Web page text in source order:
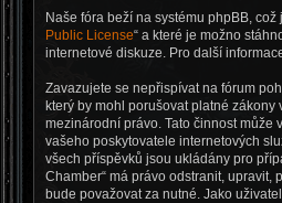
Naše fóra beží na systému phpBB,
Public License“ a které je možno
internetové diskuze. Pro další
Zavazujete se nepřispívat na fórum
který by mohl porušovat platné zákony
mezinárodní právo. Tato činnost může
vašeho poskytovatele internetových
všech příspěvků jsou ukládány pro
Chamber“ má právo odstranit,
bude považovat za nutné. Jako